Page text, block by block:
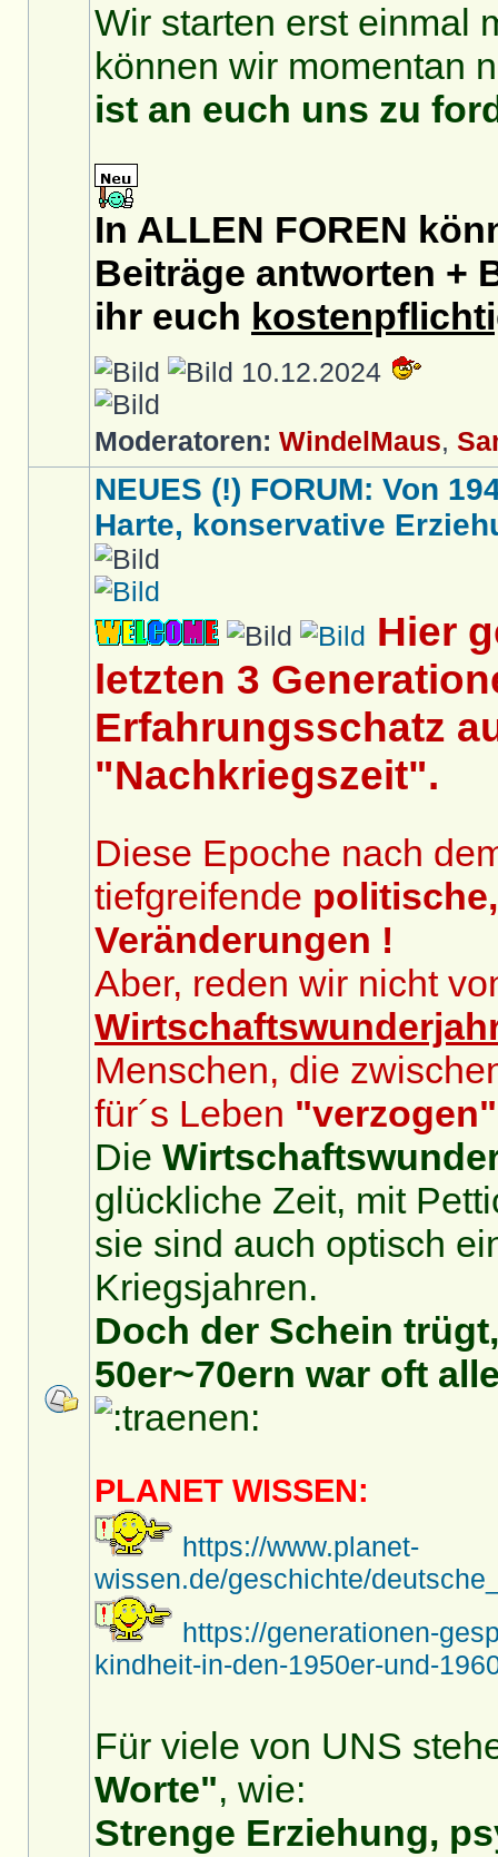
Wir starten erst einmal
können wir momentan
ist an euch uns zu
In ALLEN FOREN
Beiträge antworten +
ihr euch
10.12.2024
Moderatoren: WindelMaus,
NEUES (!) FORUM: Von
Harte, konservative
Hier
letzten 3
Erfahrungsschatz
"Nachkriegszeit".
Diese Epoche nach
tiefgreifende
Veränderungen !
Aber, reden wir nicht
Menschen, die
für´s Leben "verzogen"
Die
glückliche Zeit, mit
sie sind auch optisch
Kriegsjahren.
Doch der Schein
50er~70ern war oft
PLANET WISSEN:
https://www.planet-
wissen.de/geschichte/
https://generationen-
kindheit-in-den-1950er-und-
Für viele von UNS
Worte", wie:
Strenge Erziehung,